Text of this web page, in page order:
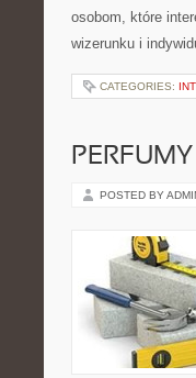
osobom, które
wizerunku i
CATEGORIES:
POSTED BY